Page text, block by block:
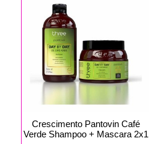
Crescimento Pantovin Café
Verde Shampoo + Mascara 2x1